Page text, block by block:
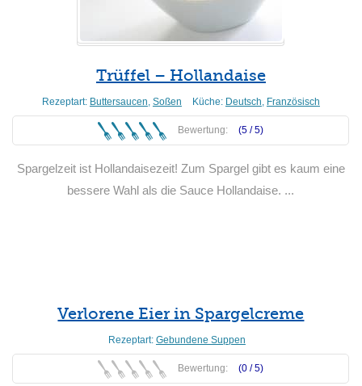
Trüffel – Hollandaise
Rezeptart: Buttersaucen, Soßen Küche: Deutsch, Französisch
Bewertung: (5 /5)
Spargelzeit ist Hollandaisezeit! Zum Spargel gibt es kaum eine
bessere Wahl als die Sauce Hollandaise. ...
Verlorene Eier in Spargelcreme
Rezeptart: Gebundene Suppen
Bewertung: (0 /5)